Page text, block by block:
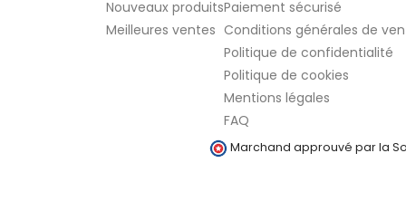
(1 avis)
Nouveaux produits
Meilleures ventes
Paiement sécurisé
Conditions générales de
Politique de confidentialité
Politique de cookies
Mentions légales
FAQ
Marchand approuvé par la